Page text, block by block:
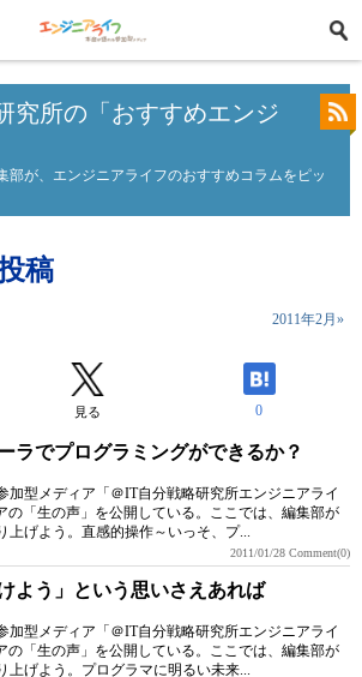
究所の「おすすめエンジ
部が、エンジニアライフのおすすめコラムをピッ
稿
2011年2月»
見る 0
ラでプログラミングができるか？
加型メディア「＠IT自分戦略研究所エンジニアライ
の「生の声」を公開している。ここでは、編集部が
上げよう。直感的操作～いっそ、プ...
2011/01/28 Comment(0)
よう」という思いさえあれば
加型メディア「＠IT自分戦略研究所エンジニアライ
の「生の声」を公開している。ここでは、編集部が
上げよう。プログラマに明るい未来...